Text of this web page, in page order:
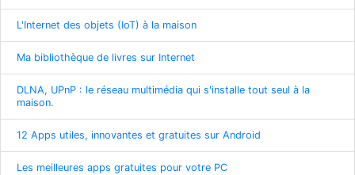
L'Internet des objets (IoT) à la maison
Ma bibliothèque de livres sur Internet
DLNA, UPnP : le réseau multimédia qui s'installe tout seul à la
maison.
12 Apps utiles, innovantes et gratuites sur Android
Les meilleures apps gratuites pour votre PC